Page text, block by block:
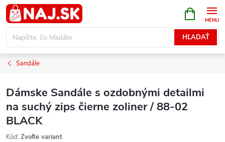
Prejsť
na
obsah
HĽADAŤ
KOŠÍK
Sandále
Dámske Sandále s ozdobnými detailmi
na suchý zips čierne zoliner / 88-02
BLACK
Kód: Zvoľte variant